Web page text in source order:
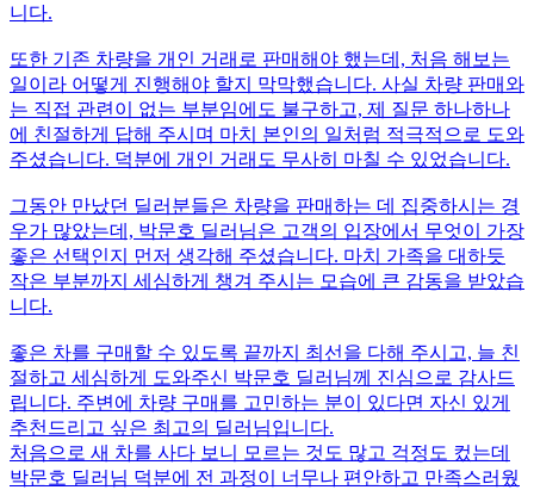
니다.
또한 기존 차량을 개인 거래로 판매해야 했는데, 처음 해보는
일이라 어떻게 진행해야 할지 막막했습니다. 사실 차량 판매와
는 직접 관련이 없는 부분임에도 불구하고, 제 질문 하나하나
에 친절하게 답해 주시며 마치 본인의 일처럼 적극적으로 도와
주셨습니다. 덕분에 개인 거래도 무사히 마칠 수 있었습니다.
그동안 만났던 딜러분들은 차량을 판매하는 데 집중하시는 경
우가 많았는데, 박문호 딜러님은 고객의 입장에서 무엇이 가장
좋은 선택인지 먼저 생각해 주셨습니다. 마치 가족을 대하듯
작은 부분까지 세심하게 챙겨 주시는 모습에 큰 감동을 받았습
니다.
좋은 차를 구매할 수 있도록 끝까지 최선을 다해 주시고, 늘 친
절하고 세심하게 도와주신 박문호 딜러님께 진심으로 감사드
립니다. 주변에 차량 구매를 고민하는 분이 있다면 자신 있게
추천드리고 싶은 최고의 딜러님입니다.
처음으로 새 차를 사다 보니 모르는 것도 많고 걱정도 컸는데
박문호 딜러님 덕분에 전 과정이 너무나 편안하고 만족스러웠